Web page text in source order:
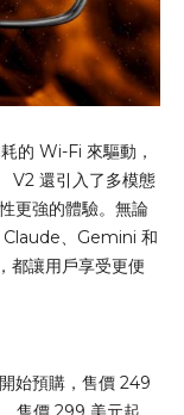
的 Wi-Fi 來驅動，
V2 還引入了多模態
更強的體驗。無論
Claude、Gemini 和
都讓用戶享受更便
始預購，售價 249